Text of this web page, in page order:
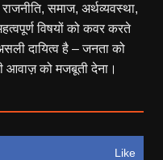
समाज, अर्थव्यवस्था,
विषयों को कवर करते
दायित्व है – जनता को
आवाज़ को मजबूती देना।
Like